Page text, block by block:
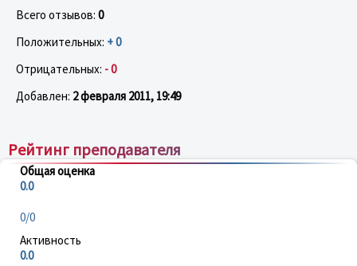
Всего отзывов: 0
Положительных: + 0
Отрицательных: - 0
Добавлен: 2 февраля 2011, 19:49
Рейтинг преподавателя
Общая оценка
0.0
0/0
Активность
0.0